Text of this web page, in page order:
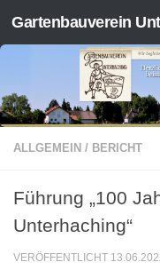
Zum Inhalt springen
Gartenbauverein
ALLGEMEIN / BERICHT
Führung „100
Unterhaching“
VERÖFFENTLICHT